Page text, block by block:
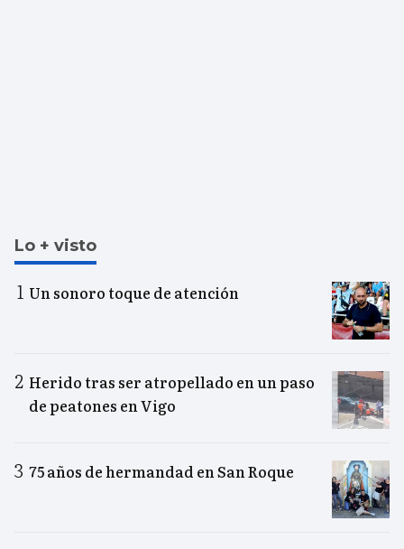
Lo + visto
Un sonoro toque de atención
Herido tras ser atropellado en un paso
de peatones en Vigo
75 años de hermandad en San Roque